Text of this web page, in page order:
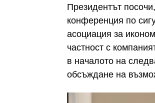
Президентът
конференция по
асоциация за
частност с
в началото на
обсъждане на